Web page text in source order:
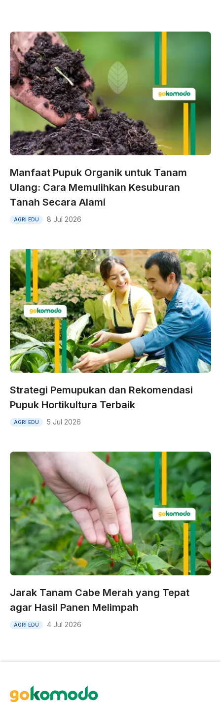
Manfaat Pupuk Organik untuk Tanam
Ulang: Cara Memulihkan Kesuburan
Tanah Secara Alami
AGRI EDU 8 Jul 2026
Strategi Pemupukan dan Rekomendasi
Pupuk Hortikultura Terbaik
AGRI EDU 5 Jul 2026
Jarak Tanam Cabe Merah yang Tepat
agar Hasil Panen Melimpah
AGRI EDU 4 Jul 2026